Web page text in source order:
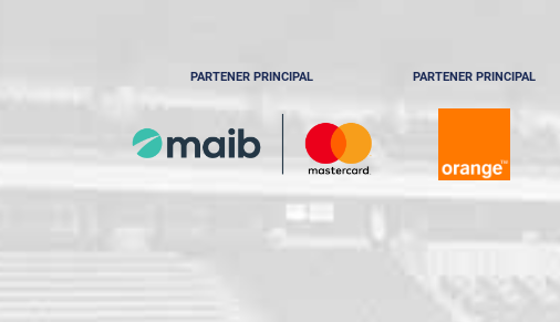
PARTENER PRINCIPAL PARTENER PRINCIPAL